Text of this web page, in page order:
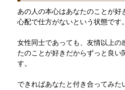
あの人の本心はあなたのことが好
心配で仕方がないという状態です。
女性同士であっても、友情以上の
たのことが好きだからずっと良い
す。
できればあなたと付き合ってみた